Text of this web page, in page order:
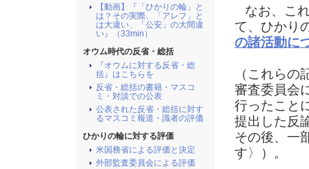
なお、こ
て、ひかり
の諸活動に
（これら
審査委員会
行ったこと
提出した反
その後、一
す〉）。
【動画】『「ひかりの輪」と
は？その実際、「アレフ」と
は大違い、「公安」の大間違
い』（33min）
オウム時代の反省・総括
『オウムに対する反省・総
括』はこちらを
反省・総括の書籍・マスコ
ミ・対談での公表
公表された反省・総括に対す
るマスコミ報道・識者の評価
ひかりの輪に対する評価
米国務省による評価と決定
外部監査委員会による評価